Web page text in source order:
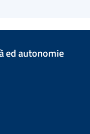
ed autonomie